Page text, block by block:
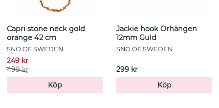
Capri stone neck gold
orange 42 cm
SNÖ OF SWEDEN
249 kr
499 kr
Köp
Jackie hook Örhängen
12mm Guld
SNÖ OF SWEDEN
299 kr
Köp